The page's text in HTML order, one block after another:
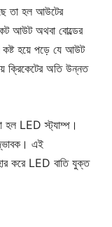
তা হল আউটের
কট আউট অথবা বোল্ডের
কষ্ট হয়ে পড়ে যে আউট
ক্রিকেটের অতি উন্নত
হল LED স্ট্যাম্প।
এই
করে LED বাতি যুক্ত